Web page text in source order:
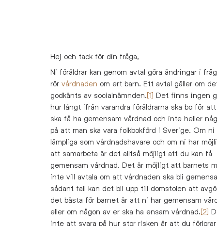
Hej och tack för din fråga,
Ni föräldrar kan genom avtal göra ändringar i
rör vårdnaden om ert barn. Ett avtal gäller om
godkänts av socialnämnden. [1] Det finns ingen
hur långt ifrån varandra föräldrarna ska bo för
ska få ha gemensam vårdnad och inte heller
på att man ska vara folkbokförd i Sverige. Om ni
lämpliga som vårdnadshavare och om ni har
att samarbeta är det alltså möjligt att du kan få
gemensam vårdnad. Det är möjligt att barnets
inte vill avtala om att vårdnaden ska bli
sådant fall kan det bli upp till domstolen att
det bästa för barnet är att ni har gemensam
eller om någon av er ska ha ensam vårdnad. [2]
inte att svara på hur stor risken är att du